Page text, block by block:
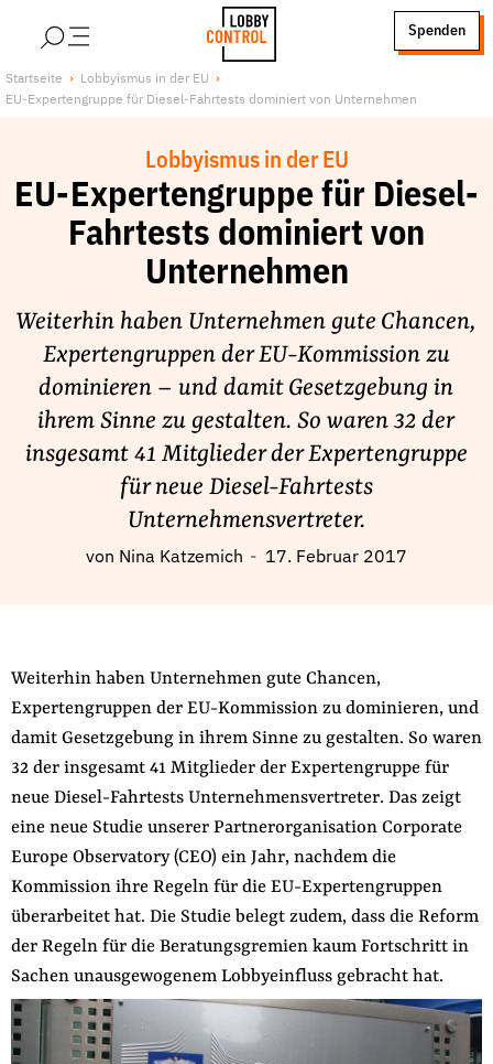
LobbyControl
StartSeite
Spenden
Über uns
Finanzierung
Publikationen und Material
Unsere Schwerpunkte
Lobbykontrolle und Regeln
Lobbyismus und Klima
Macht der Digitalkonzerne
Spenden & Fördern
Fördermitglied werden
Testamentsspende
Presse
Newsletter
Kontakt
Impressum
Suche
auf
der
Website
FacebookMastodonBlueskyInstagram
Startseite
Lobbyismus in der EU
EU-Expertengruppe für Diesel-Fahrtests dominiert von Unternehmen
Lobbyismus in der EU
EU-Expertengruppe für Diesel-
Fahrtests dominiert von
Unternehmen
Weiterhin haben Unternehmen gute Chancen,
Expertengruppen der EU-Kommission zu
dominieren – und damit Gesetzgebung in
ihrem Sinne zu gestalten. So waren 32 der
insgesamt 41 Mitglieder der Expertengruppe
für neue Diesel-Fahrtests
Unternehmensvertreter.
von Nina Katzemich 17. Februar 2017
Weiterhin haben Unternehmen gute Chancen,
Expertengruppen der EU-Kommission zu dominieren, und
damit Gesetzgebung in ihrem Sinne zu gestalten. So waren
32 der insgesamt 41 Mitglieder der Expertengruppe für
neue Diesel-Fahrtests Unternehmensvertreter. Das zeigt
eine neue Studie unserer Partnerorganisation Corporate
Europe Observatory (CEO) ein Jahr, nachdem die
Kommission ihre Regeln für die EU-Expertengruppen
überarbeitet hat. Die Studie belegt zudem, dass die Reform
der Regeln für die Beratungsgremien kaum Fortschritt in
Sachen unausgewogenem Lobbyeinfluss gebracht hat.